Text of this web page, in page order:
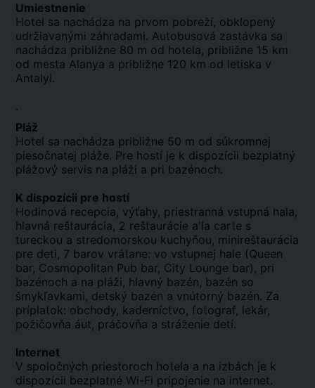
Umiestnenie
Hotel sa nachádza na prvom pobreží, obklopený
udržiavanými záhradami. Autobusová zastávka sa
nachádza približne 80 m od hotela, približne 15 km
od mesta Alanya a približne 120 km od letiska v
Antalyi.
.
Pláž
Hotel sa nachádza približne 50 m od súkromnej
piesočnatej pláže. Pre hostí je k dispozícii bezplatný
plážový servis na pláži a pri bazénoch.
K dispozícii pre hostí
Hodinová recepcia, výťahy, priestranná vstupná hala,
hlavná reštaurácia, 2 reštaurácie a'la carte s
tureckou a stredomorskou kuchyňou, minireštaurácia
pre deti, 7 barov vrátane: vo vstupnej hale (Queen
bar, Cosmopolitan Pub bar, City Lounge bar), pri
bazénoch a na pláži, hlavný bazén, bazén so
šmykľavkami, detský bazén a vnútorný bazén. Za
príplatok: obchody, kaderníctvo, fotograf, lekár,
požičovňa áut, práčovňa a stráženie detí.
Internet
V spoločných priestoroch hotela a na izbách je k
dispozícii bezplatné Wi-Fi pripojenie na internet.